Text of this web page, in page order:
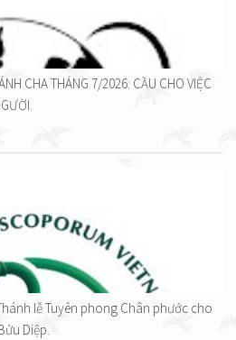
CHA THÁNG 7/2026: CẦU CHO VIỆC
lễ Tuyên phong Chân phước cho
Diệp.